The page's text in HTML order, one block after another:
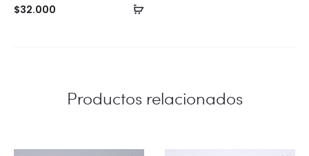
Añadir
$32.000
Productos relacionados